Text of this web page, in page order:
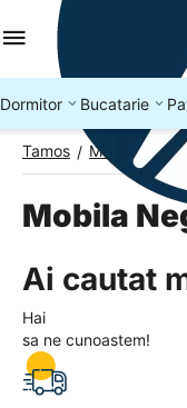
Dormitor Bucatarie
Tamos / Mobila
Mobila
Ai cautat
Hai
sa ne cunoastem!